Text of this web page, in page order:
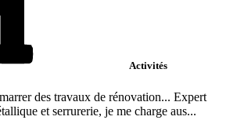
Activités
des travaux de rénovation... Expert
et serrurerie, je me charge aus...